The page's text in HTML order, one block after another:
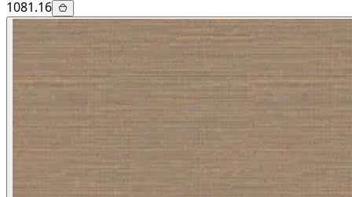
1081.16